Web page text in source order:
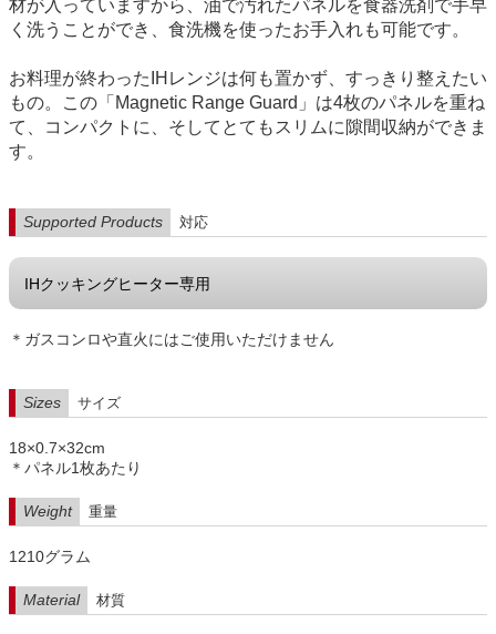
材が入っていますから、油で汚れたパネルを食器洗剤で手早
く洗うことができ、食洗機を使ったお手入れも可能です。
お料理が終わったIHレンジは何も置かず、すっきり整えたい
もの。この「Magnetic Range Guard」は4枚のパネルを重ね
て、コンパクトに、そしてとてもスリムに隙間収納ができま
す。
Supported Products 対応
IHクッキングヒーター専用
＊ガスコンロや直火にはご使用いただけません
Sizes サイズ
18×0.7×32cm
＊パネル1枚あたり
Weight 重量
1210グラム
Material 材質